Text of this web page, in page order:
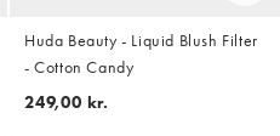
Huda Beauty - Liquid Blush Filter
- Cotton Candy
249,00 kr.